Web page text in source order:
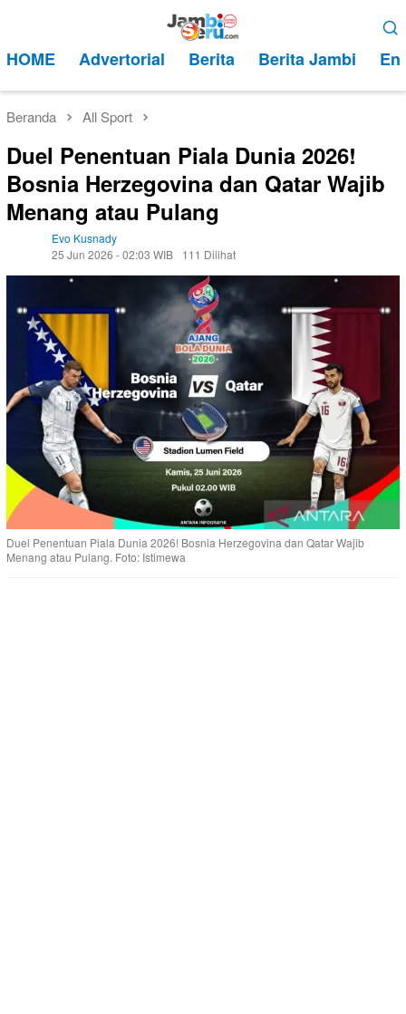
kontenMobile
HOME Advertorial Berita Berita Jambi
Beranda All Sport
Duel Penentuan Piala Dunia 2026!
Bosnia Herzegovina dan Qatar Wajib
Menang atau Pulang
Evo Kusnady
25 Jun 2026 - 02:03 WIB
111 Dilihat
Duel Penentuan Piala Dunia 2026! Bosnia Herzegovina dan Qatar Wajib
Menang atau Pulang. Foto: Istimewa